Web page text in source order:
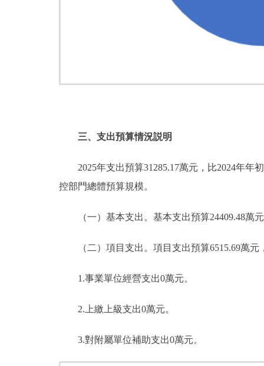
三、支出預算情況説明
2025年支出預算31285.17萬元，比2024年年初
控部門總體預算規模。
（一）基本支出。基本支出預算24409.48萬元
（二）項目支出。項目支出預算6515.69萬元
1.事業單位經營支出0萬元。
2.上繳上級支出0萬元。
3.對附屬單位補助支出0萬元。